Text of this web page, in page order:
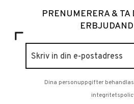
PRENUMERERA & TA
Dina personuppgifter